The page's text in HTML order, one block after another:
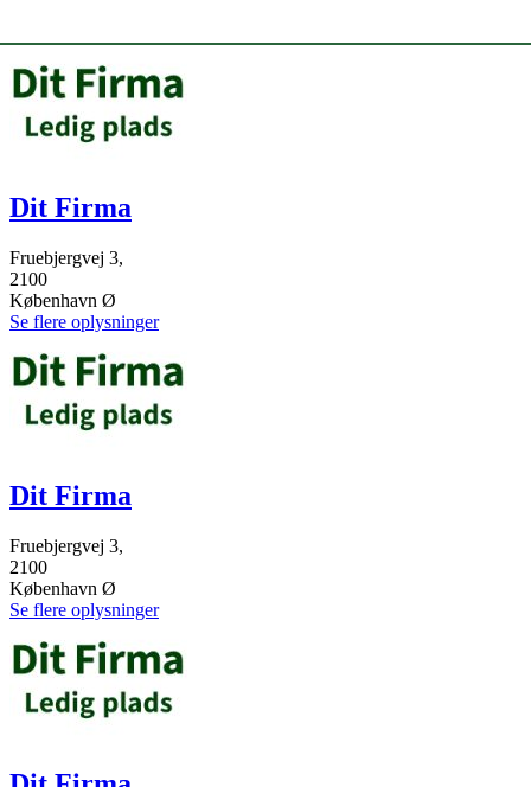
Dit Firma
Fruebjergvej 3,
2100
København Ø
Se flere oplysninger
Dit Firma
Fruebjergvej 3,
2100
København Ø
Se flere oplysninger